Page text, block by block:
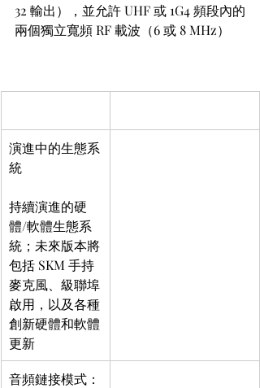
32 輸出），並允許 UHF 或 1G4 頻段內的
兩個獨立寬頻 RF 載波（6 或 8 MHz）
演進中的生態系
統
持續演進的硬
體/軟體生態系
統；未來版本將
包括 SKM 手持
麥克風、級聯埠
啟用，以及各種
創新硬體和軟體
更新
音頻鏈接模式：